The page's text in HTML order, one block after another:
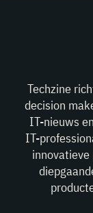
Techzine
decision
IT-nieuws
IT-